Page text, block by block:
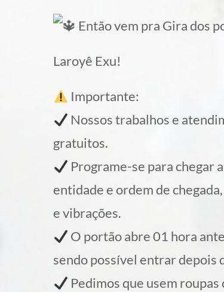
Então vem pra Gira dos
Laroyê Exu!
Importante:
Nossos trabalhos e
gratuitos.
Programe-se para chegar
entidade e ordem de
e vibrações.
O portão abre 01 hora
sendo possível entrar depois
Pedimos que usem